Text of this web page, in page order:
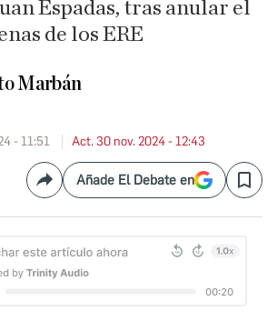
Espadas, tras anular el
de los ERE
Marbán
- 11:51 Act. 30 nov. 2024 - 12:43
CompartirAñade El Debate en Save